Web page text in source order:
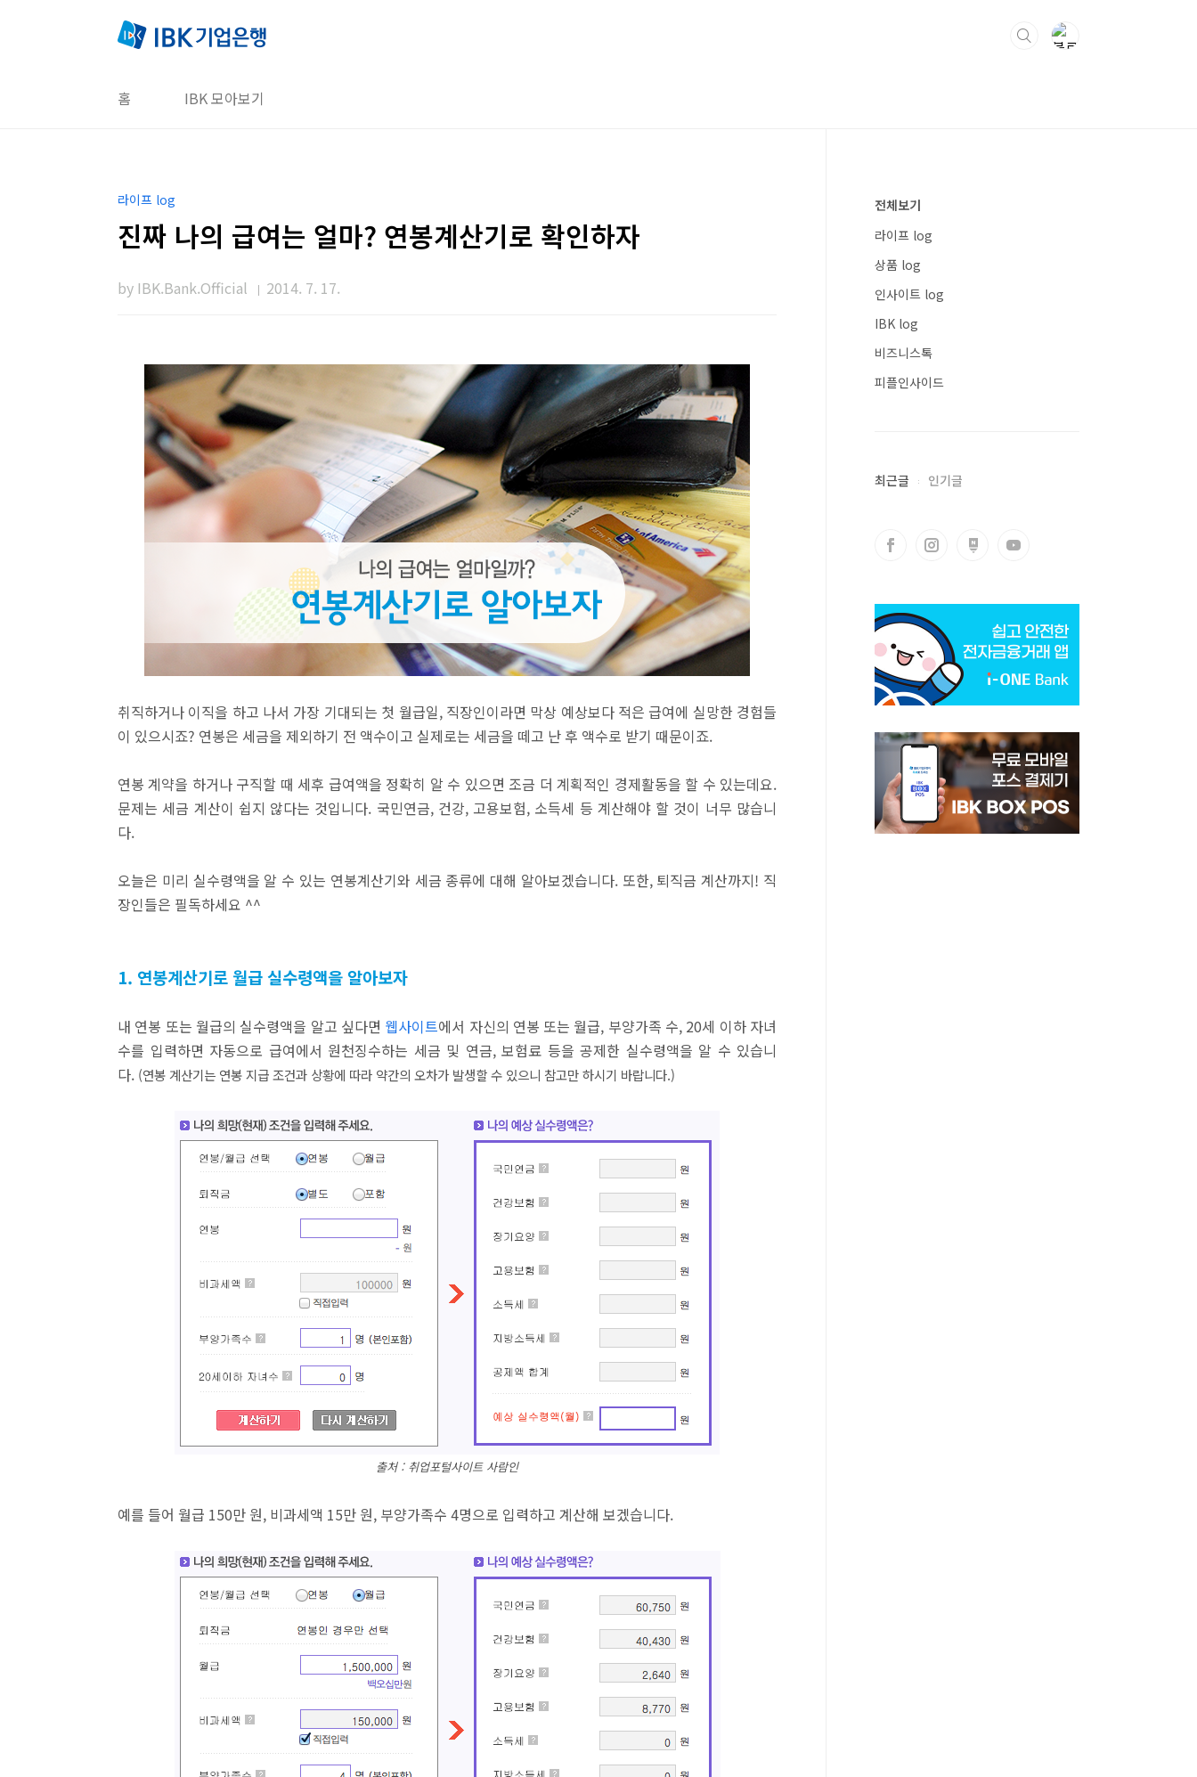
홈 IBK 모아보기
라이프 log
진짜 나의 급여는 얼마? 연봉계산기로 확인하자
by IBK.Bank.Official 2014. 7. 17.
취직하거나 이직을 하고 나서 가장 기대되는 첫 월급일, 직장인이라면 막상 예상보다 적은 급여에 실망한 경험들
이 있으시죠? 연봉은 세금을 제외하기 전 액수이고 실제로는 세금을 떼고 난 후 액수로 받기 때문이죠.
연봉 계약을 하거나 구직할 때 세후 급여액을 정확히 알 수 있으면 조금 더 계획적인 경제활동을 할 수 있는데요.
문제는 세금 계산이 쉽지 않다는 것입니다. 국민연금, 건강, 고용보험, 소득세 등 계산해야 할 것이 너무 많습니
다.
오늘은 미리 실수령액을 알 수 있는 연봉계산기와 세금 종류에 대해 알아보겠습니다. 또한, 퇴직금 계산까지! 직
장인들은 필독하세요 ^^
1. 연봉계산기로 월급 실수령액을 알아보자
내 연봉 또는 월급의 실수령액을 알고 싶다면 웹사이트에서 자신의 연봉 또는 월급, 부양가족 수, 20세 이하 자녀
수를 입력하면 자동으로 급여에서 원천징수하는 세금 및 연금, 보험료 등을 공제한 실수령액을 알 수 있습니
다. (연봉 계산기는 연봉 지급 조건과 상황에 따라 약간의 오차가 발생할 수 있으니 참고만 하시기 바랍니다.)
출처 : 취업포털사이트 사람인
예를 들어 월급 150만 원, 비과세액 15만 원, 부양가족수 4명으로 입력하고 계산해 보겠습니다.
전체보기
라이프 log
상품 log
인사이트 log
IBK log
비즈니스톡
피플인사이드
최근글 인기글